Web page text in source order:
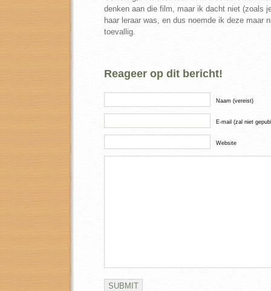
denken aan die film, maar ik dacht niet (zoals
haar leraar was, en dus noemde ik deze maar
toevallig.
Reageer op dit bericht!
Naam (vereist)
E-mail (zal niet
Website